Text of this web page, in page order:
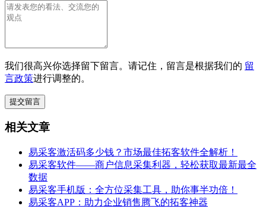
我们很高兴你选择留下留言。请记住，留言是根据我们的 留
言政策进行调整的。
相关文章
易采客激活码多少钱？市场最佳拓客软件全解析！
易采客软件——商户信息采集利器，轻松获取最新最全
数据
易采客手机版：全方位采集工具，助你事半功倍！
易采客APP：助力企业销售腾飞的拓客神器